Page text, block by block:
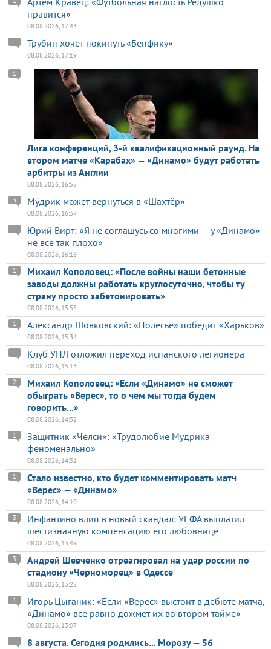
нравится»
08.08.2026, 17:43
Трубин хочет покинуть «Бенфику»
08.08.2026, 17:19
Лига конференций, 3-й квалификационный раунд. На
втором матче «Карабах» — «Динамо» будут работать
арбитры из Англии
1
08.08.2026, 16:58
Мудрик может вернуться в «Шахтёр»
3
08.08.2026, 16:37
Юрий Вирт: «Я не соглашусь со многими — у «Динамо»
не все так плохо»
08.08.2026, 16:16
Михаил Кополовец: «После войны наши бетонные
заводы должны работать круглосуточно, чтобы ту
страну просто забетонировать»
1
08.08.2026, 15:55
Александр Шовковский: «Полесье» победит «Харьков»
1
08.08.2026, 15:34
Клуб УПЛ отложил переход испанского легионера
08.08.2026, 15:13
Михаил Кополовец: «Если «Динамо» не сможет
обыграть «Верес», то о чем мы тогда будем
говорить...»
2
08.08.2026, 14:52
Защитник «Челси»: «Трудолюбие Мудрика
феноменально»
1
08.08.2026, 14:31
Стало известно, кто будет комментировать матч
«Верес» — «Динамо»
1
08.08.2026, 14:10
Инфантино влип в новый скандал: УЕФА выплатил
шестизначную компенсацию его любовнице
3
08.08.2026, 13:49
Андрей Шевченко отреагировал на удар россии по
стадиону «Черноморец» в Одессе
3
08.08.2026, 13:28
Игорь Цыганик: «Если «Верес» выстоит в дебюте матча,
«Динамо» все равно дожмет их во втором тайме»
1
08.08.2026, 13:07
8 августа. Сегодня родились... Морозу — 56